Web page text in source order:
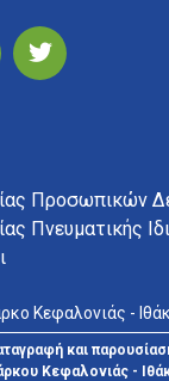
Προσωπικών
Πνευματικής
Κεφαλονιάς -
και
Κεφαλονιάς -